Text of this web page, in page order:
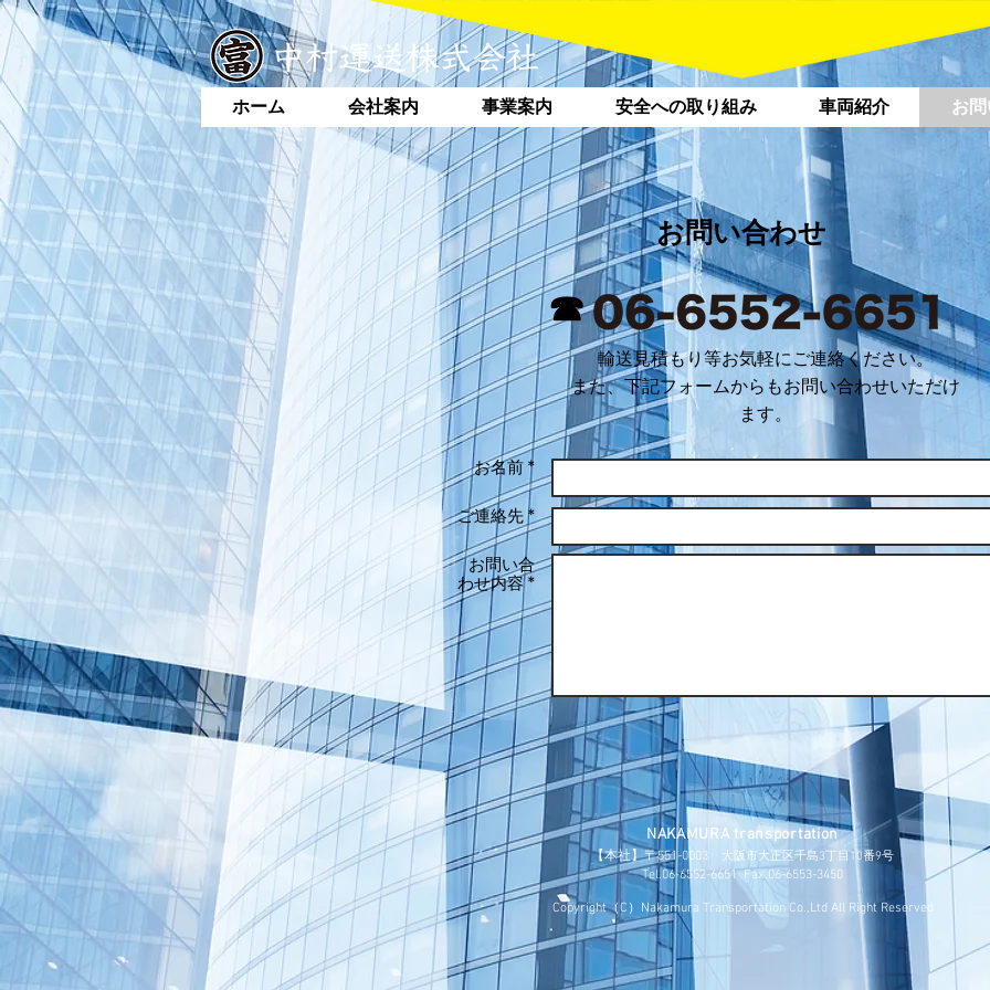
ホーム 会社案内 事業案内 安全への取り組み 車両紹介 お
お問い合わせ
☎
輸送見積もり等お気軽にご連絡ください。
​また、下記フォームからもお問い合わせいただけ
ます。
お名前 *
ご連絡先 *
お問い合
わせ内容 *
NAKAMURA transportation
【本社】〒551-0003 大阪市大正区千島3丁目10番9号
​Tel.06-6552-6651 Fax.06-6553-3450
Copyright（C）Nakamura Transportation Co.,Ltd All Right Reserved